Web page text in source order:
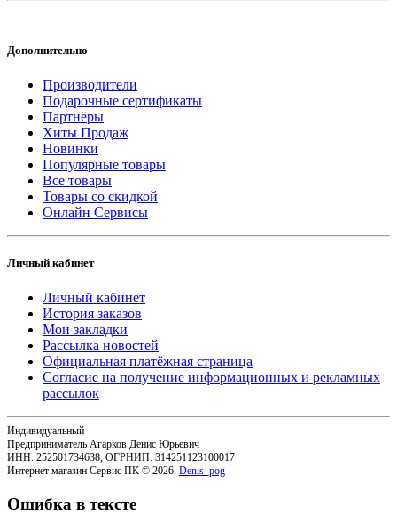
Дополнительно
Производители
Подарочные сертификаты
Партнёры
Хиты Продаж
Новинки
Популярные товары
Все товары
Товары со скидкой
Онлайн Сервисы
Личный кабинет
Личный кабинет
История заказов
Мои закладки
Рассылка новостей
Официальная платёжная страница
Согласие на получение информационных и рекламных
рассылок
Индивидуальный
Предприниматель Агарков Денис Юрьевич
ИНН: 252501734638, ОГРНИП: 314251123100017
Интернет магазин Сервис ПК © 2026. Denis_pog
Ошибка в тексте